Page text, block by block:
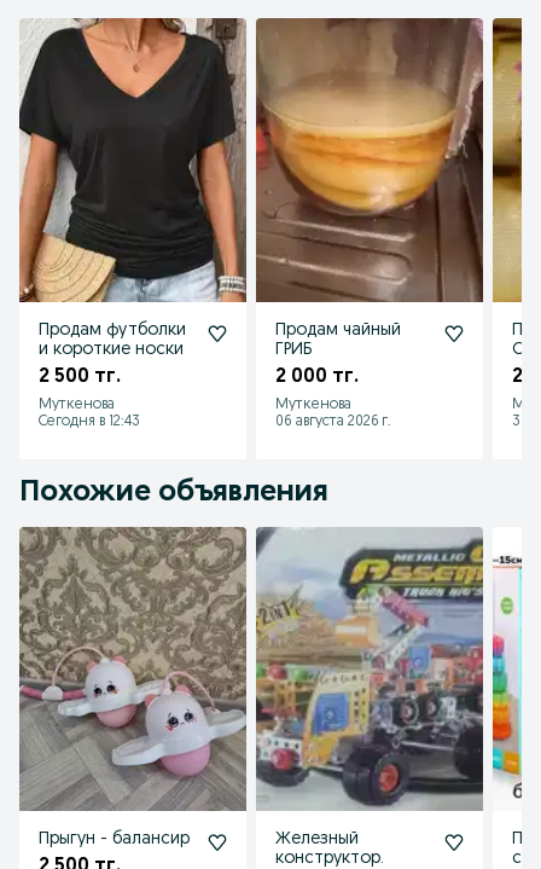
Продам футболки
и короткие носки
2 500 тг.
Муткенова
Сегодня в 12:43
Продам чайный
ГРИБ
2 000 тг.
Муткенова
06 августа 2026 г.
30
Похожие объявления
Прыгун - балансир
Железный
конструктор.